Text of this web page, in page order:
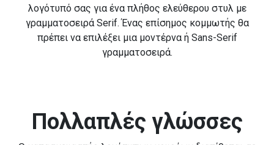
λογότυπό σας για ένα πλήθος ελεύθερου στυλ με
γραμματοσειρά Serif. Ένας επίσημος κομμωτής θα
πρέπει να επιλέξει μια μοντέρνα ή Sans-Serif
γραμματοσειρά.
Πολλαπλές γλώσσες